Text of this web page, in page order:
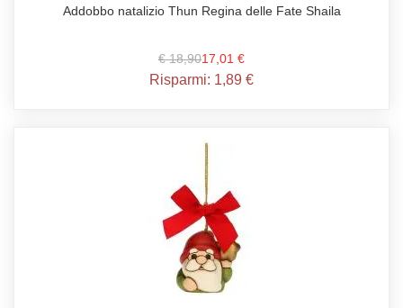
Addobbo natalizio Thun Regina delle Fate Shaila
€ 18,9017,01 €
Risparmi: 1,89 €